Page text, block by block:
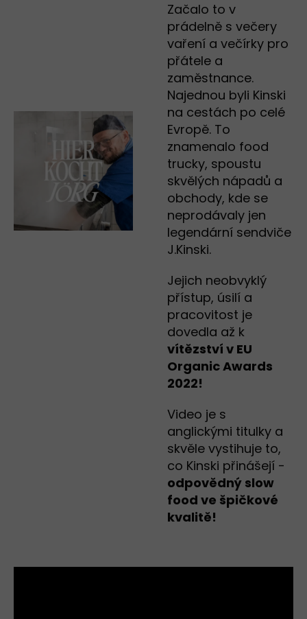
Začalo to v
prádelně s večery
vaření a večírky pro
přátele a
zaměstnance.
Najednou byli Kinski
na cestách po celé
Evropě. To
znamenalo food
trucky, spoustu
skvělých nápadů a
obchody, kde se
neprodávaly jen
legendární sendviče
J.Kinski.
Jejich neobvyklý
přístup, úsilí a
pracovitost je
dovedla až k
vítězství v EU
Organic Awards
2022!
Video je s
anglickými titulky a
skvěle vystihuje to,
co Kinski přinášejí -
odpovědný slow
food ve špičkové
kvalitě!